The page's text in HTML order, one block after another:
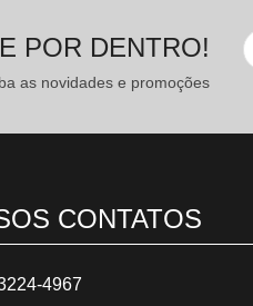
POR DENTRO!
as novidades e promoções
CONTATOS
4967